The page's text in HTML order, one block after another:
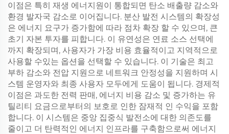
이점은 특히 재생 에너지원이 통합되면 탄소 배출량 감소와
환경 발자국 감소로 이어집니다. 분산 발전 시스템의 확장성
은 에너지 요구가 증가함에 따라 점차 확장 할 수 있으며, 큰
초기 자본 투자를 피합니다. 이 유연성은 연료 소스 선택에
까지 확장되며, 사용자가 가장 비용 효율적이고 지역적으로
사용할 수있는 옵션을 선택할 수 있습니다. 이 기술은 최고
부하 감소와 전압 지원으로 네트워크 안정성을 지원하며 시
스템 운영자와 최종 사용자 모두에게 도움이 됩니다. 경제적
이점은 과도한 전력 판매, 에너지 비용 감소 및 증가하는 유
틸리티 요금으로부터의 보호로 인한 잠재적 인 수익을 포함
합니다. 이 시스템은 중앙 집중식 발전소에 대한 의존도를
줄이고 더 탄력적인 에너지 인프라를 구축함으로써 에너지